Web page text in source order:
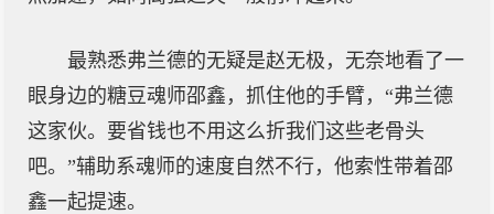
最熟悉弗兰德的无疑是赵无极，无奈地看了一
眼身边的糖豆魂师邵鑫，抓住他的手臂，“弗兰德
这家伙。要省钱也不用这么折我们这些老骨头
吧。”辅助系魂师的速度自然不行，他索性带着邵
鑫一起提速。